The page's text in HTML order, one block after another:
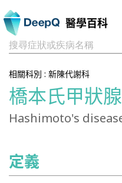
醫學百科
搜尋症狀或疾病名稱
相關科別 : 新陳代謝科
橋本氏甲狀
Hashimoto's
定義